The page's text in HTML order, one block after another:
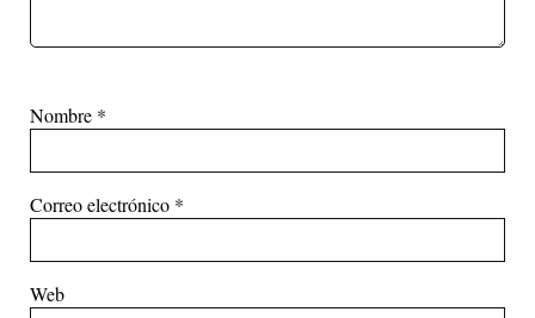
Nombre *
Correo electrónico *
Web